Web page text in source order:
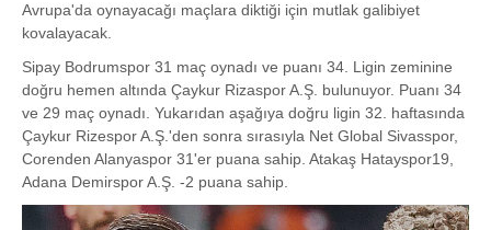
Avrupa'da oynayacağı maçlara diktiği için mutlak galibiyet
kovalayacak.
Sipay Bodrumspor 31 maç oynadı ve puanı 34. Ligin zeminine
doğru hemen altında Çaykur Rizaspor A.Ş. bulunuyor. Puanı 34
ve 29 maç oynadı. Yukarıdan aşağıya doğru ligin 32. haftasında
Çaykur Rizespor A.Ş.'den sonra sırasıyla Net Global Sivasspor,
Corenden Alanyaspor 31'er puana sahip. Atakaş Hatayspor19,
Adana Demirspor A.Ş. -2 puana sahip.